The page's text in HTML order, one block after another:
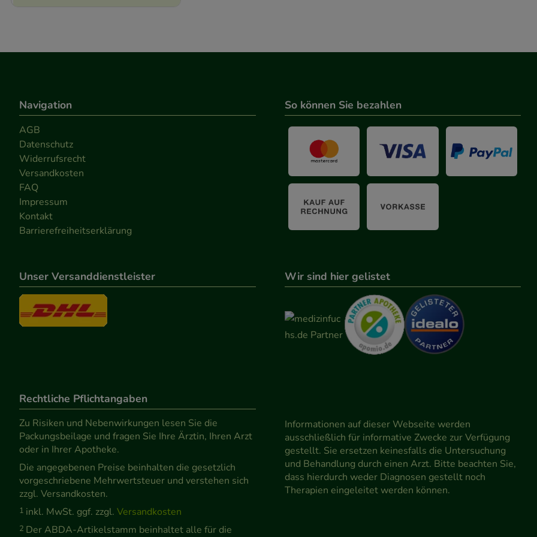
Navigation
AGB
Datenschutz
Widerrufsrecht
Versandkosten
FAQ
Impressum
Kontakt
Barrierefreiheitserklärung
So können Sie bezahlen
Unser Versanddienstleister Wir sind hier gelistet
Rechtliche Pflichtangaben
Zu Risiken und Nebenwirkungen lesen Sie die
Packungsbeilage und fragen Sie Ihre Ärztin, Ihren Arzt
oder in Ihrer Apotheke.
Die angegebenen Preise beinhalten die gesetzlich
vorgeschriebene Mehrwertsteuer und verstehen sich
zzgl. Versandkosten.
1 inkl. MwSt. ggf. zzgl. Versandkosten
2 Der ABDA-Artikelstamm beinhaltet alle für die
Informationen auf dieser Webseite werden
ausschließlich für informative Zwecke zur Verfügung
gestellt. Sie ersetzen keinesfalls die Untersuchung
und Behandlung durch einen Arzt. Bitte beachten Sie,
dass hierdurch weder Diagnosen gestellt noch
Therapien eingeleitet werden können.